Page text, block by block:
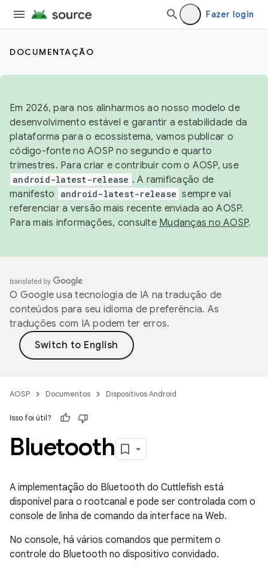
Fazer login
DOCUMENTAÇÃO
Em 2026, para nos alinharmos ao nosso modelo de
desenvolvimento estável e garantir a estabilidade da
plataforma para o ecossistema, vamos publicar o
código-fonte no AOSP no segundo e quarto
trimestres. Para criar e contribuir com o AOSP, use
android-latest-release . A ramificação de
manifesto
android-latest-release sempre vai
referenciar a versão mais recente enviada ao AOSP.
Para mais informações, consulte Mudanças no AOSP.
O Google usa tecnologia de IA na tradução de
conteúdos para seu idioma de preferência. As
traduções com IA podem ter erros.
AOSP Documentos Dispositivos Android
Isso foi útil?
Bluetooth
A implementação do Bluetooth do Cuttlefish está
disponível para o rootcanal e pode ser controlada com o
console de linha de comando da interface na Web.
No console, há vários comandos que permitem o
controle do Bluetooth no dispositivo convidado.